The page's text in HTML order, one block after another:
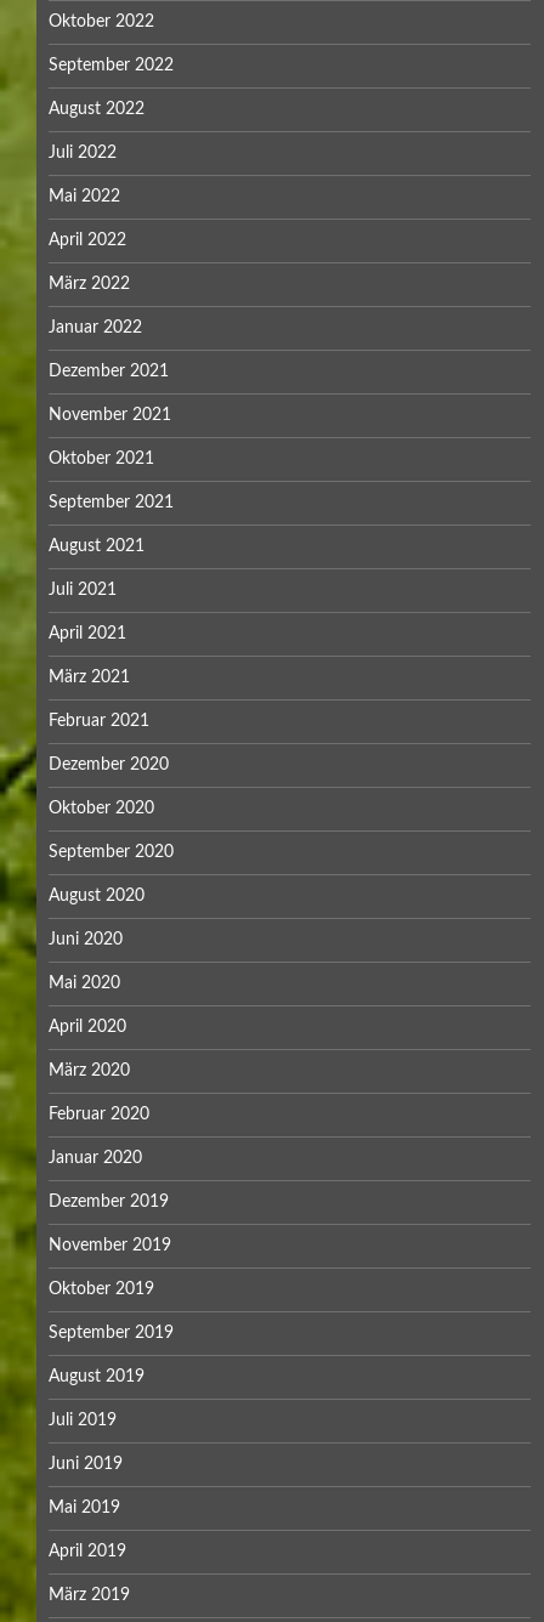
Oktober 2022
September 2022
August 2022
Juli 2022
Mai 2022
April 2022
März 2022
Januar 2022
Dezember 2021
November 2021
Oktober 2021
September 2021
August 2021
Juli 2021
April 2021
März 2021
Februar 2021
Dezember 2020
Oktober 2020
September 2020
August 2020
Juni 2020
Mai 2020
April 2020
März 2020
Februar 2020
Januar 2020
Dezember 2019
November 2019
Oktober 2019
September 2019
August 2019
Juli 2019
Juni 2019
Mai 2019
April 2019
März 2019